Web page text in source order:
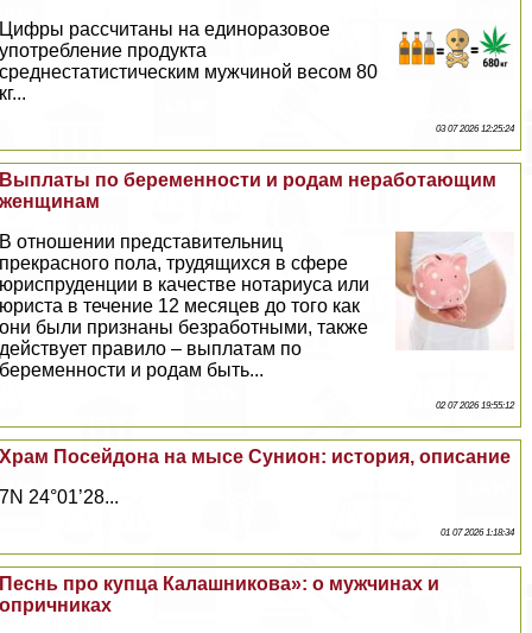
Цифры рассчитаны на единоразовое
употрeбление продукта
среднестатистическим мужчиной весом 80
кг...
03 07 2026 12:25:24
Выплаты по беременности и родам неработающим
женщинам
В отношении представительниц
прекрасного пола, трудящихся в сфере
юриспруденции в качестве нотариуса или
юриста в течение 12 месяцев до того как
они были признаны безработными, также
действует правило – выплатам по
беременности и родам быть...
02 07 2026 19:55:12
Храм Посейдона на мысе Сунион: история, описание
7N 24°01’28...
01 07 2026 1:18:34
Песнь про купца Калашникова»: о мужчинах и
опричниках